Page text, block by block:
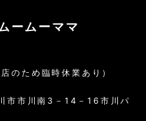
ームーママ
のため臨時休業あり）
市川南3－14－16市川パ